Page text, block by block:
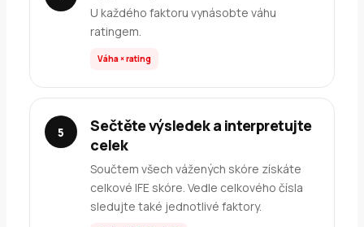
U každého faktoru vynásobte váhu
ratingem.
Váha × rating
Sečtěte výsledek a interpretujte
celek
Součtem všech vážených skóre získáte
celkové IFE skóre. Vedle celkového čísla
sledujte také jednotlivé faktory.